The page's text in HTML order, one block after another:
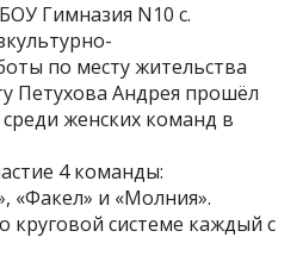
Гимназия N10 с.
по месту жительства
Петухова Андрея прошёл
женских команд в
4 команды:
«Факел» и «Молния».
круговой системе каждый с